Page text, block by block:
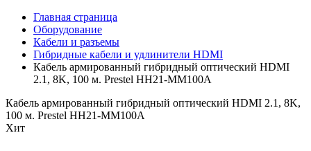
Главная страница
Оборудование
Кабели и разъемы
Гибридные кабели и удлинители HDMI
Кабель армированный гибридный оптический HDMI
2.1, 8K, 100 м. Prestel HH21-MM100A
Кабель армированный гибридный оптический HDMI 2.1, 8K,
100 м. Prestel HH21-MM100A
Хит